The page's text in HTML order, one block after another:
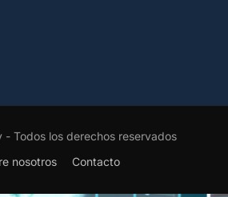
Todos los derechos reservados
nosotros
Contacto